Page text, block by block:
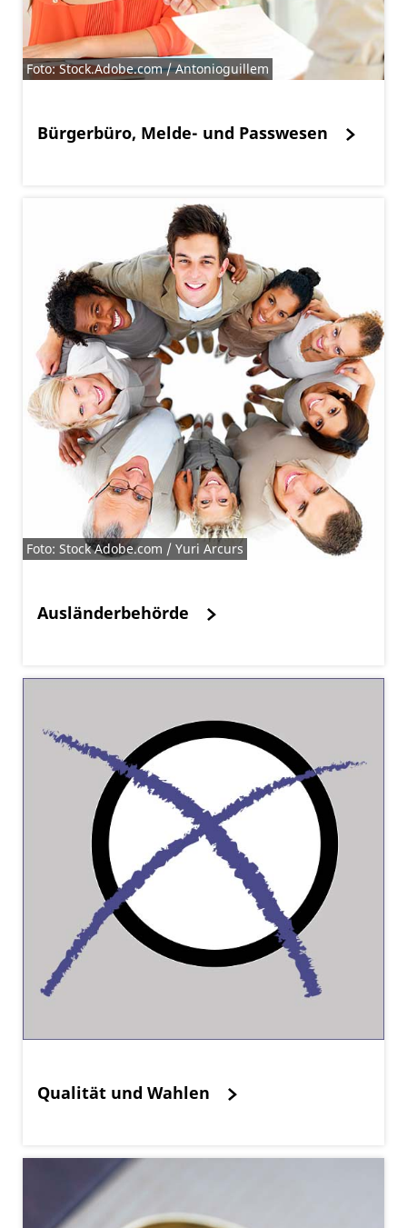
Foto: Stock.Adobe.com / Antonioguillem
Bürgerbüro, Melde- und Passwesen
Foto: Stock Adobe.com / Yuri Arcurs
Ausländerbehörde
Qualität und Wahlen